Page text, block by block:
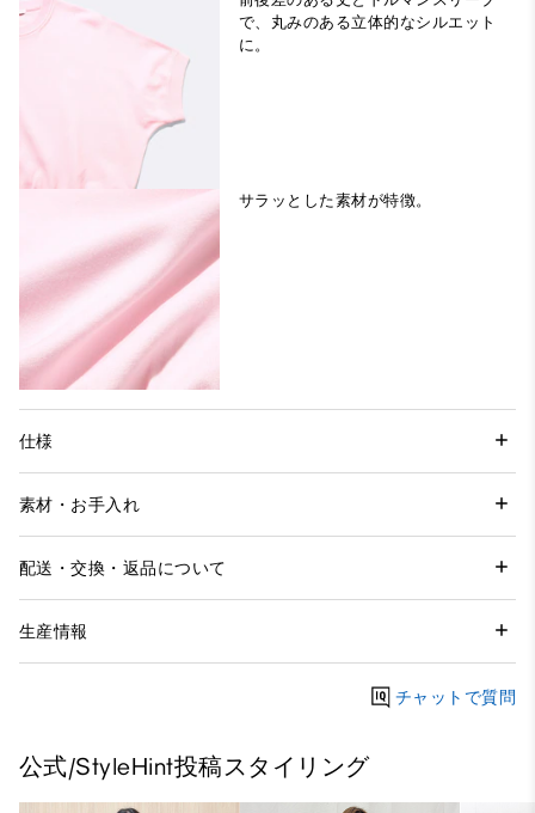
で、丸みのある立体的なシルエット
に。
サラッとした素材が特徴。
仕様
素材・お手入れ
配送・交換・返品について
生産情報
チャットで質問
公式/StyleHint投稿スタイリング